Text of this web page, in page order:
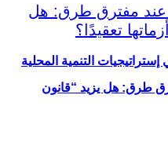
التنمية المحلية
طرق: هل يزيد “قانون